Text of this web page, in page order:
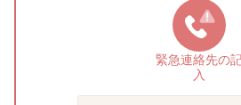
緊急連絡先の
入